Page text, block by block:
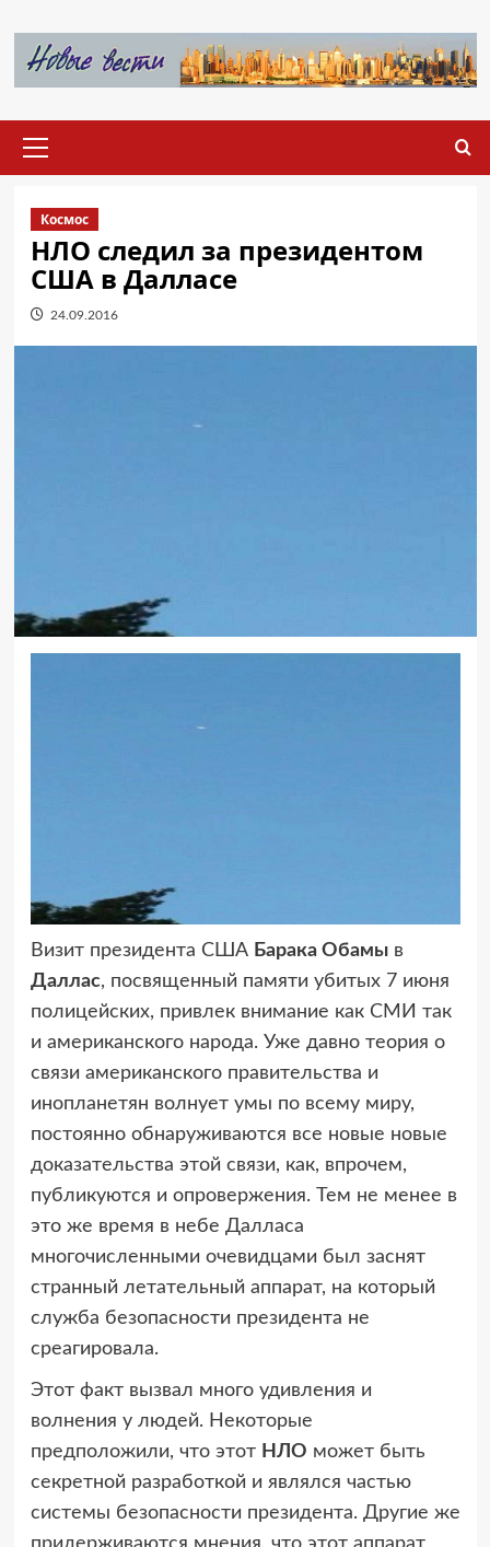
содержимому
меню
Космос
НЛО следил за президентом
США в Далласе
24.09.2016
Визит президента США Барака Обамыв
Даллас, посвященный памяти убитых 7 июня
полицейских, привлек внимание как СМИ так
и американского народа. Уже давно теория о
связи американского правительства и
инопланетян волнует умы по всему миру,
постоянно обнаруживаются все новые новые
доказательства этой связи, как, впрочем,
публикуются и опровержения. Тем не менее в
это же время в небе Далласа
многочисленными очевидцами был заснят
странный летательный аппарат, на который
служба безопасности президента не
среагировала.
Этот факт вызвал много удивления и
волнения у людей. Некоторые
предположили, что этот НЛО может быть
секретной разработкой и являлся частью
системы безопасности президента. Другие же